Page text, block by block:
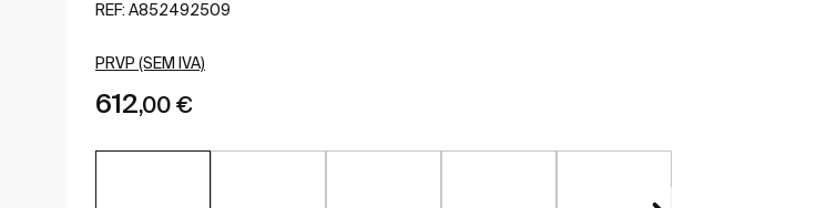
REF: A852492509
PRVP (SEM IVA)
612,00 €